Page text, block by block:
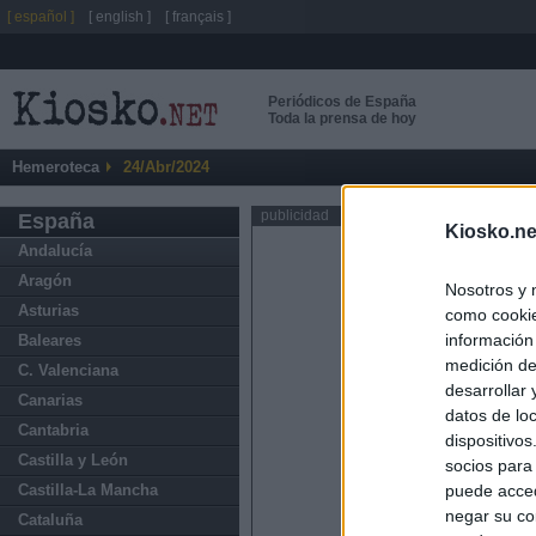
Nosotros y
como
medición
desarrollar
datos de
socios
puede
negar su
Periódicos de España
Toda la prensa de hoy
Hemeroteca 24/Abr/2024
España
Andalucía
Aragón
Asturias
Baleares
C. Valenciana
Canarias
Cantabria
Castilla y León
Castilla-La Mancha
Cataluña
publicidad
[ español ] [ english ] [ français ]